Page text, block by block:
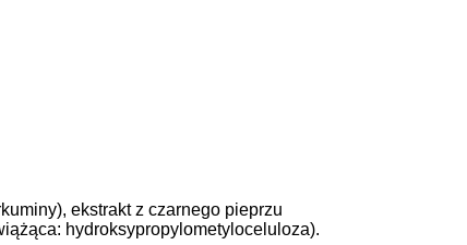
ekstrakt z czarnego pieprzu
hydroksypropylometyloceluloza).